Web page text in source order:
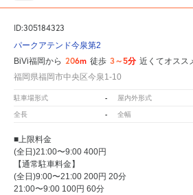
ID:305184323
パークアテンド今泉第2
BiVi福岡から 206m 徒歩 3～5分 近くてオスス
福岡県福岡市中央区今泉1-10
駐車場形式 - 屋内外形式
全長 - 全幅
■上限料金
(全日)21:00〜9:00 400円
【通常駐車料金】
(全日)9:00〜21:00 200円 20分
21:00〜9:00 100円 60分